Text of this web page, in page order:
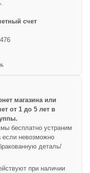
счет
магазина или
от 1 до 5 лет в
мы бесплатно устраним
если невозможно
деталь/
при наличии